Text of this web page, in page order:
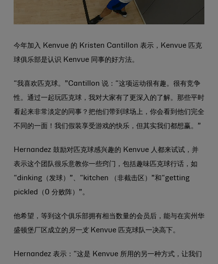
今年加入 Kenvue 的 Kristen Cantillon 表示，Kenvue 匹克
球俱乐部是认识 Kenvue 同事的好方法。
“我喜欢匹克球。”Cantillon 说：“这项运动很有趣。很有竞争
性。通过一起玩匹克球，我对大家有了更深入的了解。那些平时
看起来非常淡定的同事？把他们带到球场上，你会看到他们完全
不同的一面！我们假装享受游戏的快乐，但其实我们都想赢。”
Hernandez 鼓励对匹克球感兴趣的 Kenvue 人都来试试，并
表示这个团队很乐意教你一些窍门，包括趣味匹克球行话，如
“dinking（发球）”、“kitchen （非截击区）”和“getting
pickled（0 分败阵）”。
他希望，等到这个俱乐部拥有相当数量的会员后，能与在宾州华
盛顿堡厂区成立的 另一支 Kenvue 匹克球队一决高下。
Hernandez 表示：“这是 Kenvue 所用的另一种方式，让我们